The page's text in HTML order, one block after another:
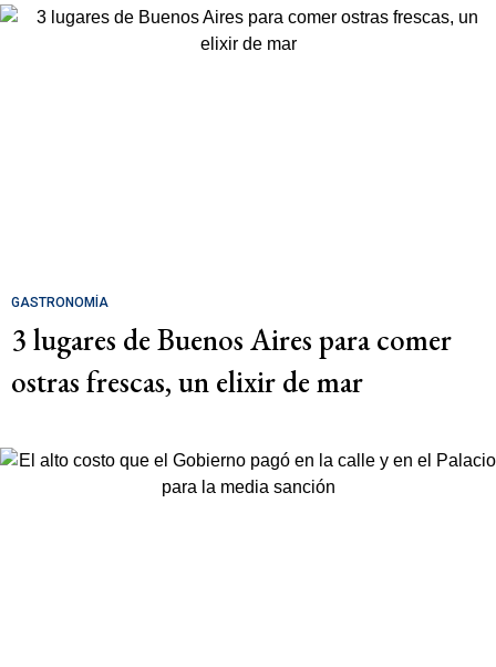
GASTRONOMÍA
3 lugares de Buenos Aires para comer
ostras frescas, un elixir de mar